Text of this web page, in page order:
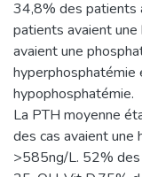
34,8% des patients
patients avaient
avaient une
hypophosphatémie.
La PTH moyenne
des cas avaient une
>585ng/L. 52% des